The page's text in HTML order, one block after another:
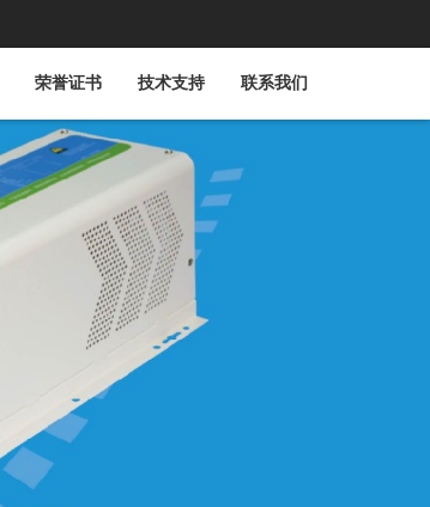
荣誉证书 技术支持 联系我们